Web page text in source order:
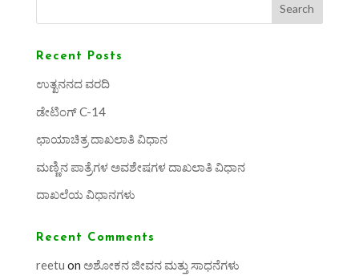
Search
Recent Posts
ಉತ್ಖನನದ ವರದಿ
ಡೇಟಿಂಗ್ C-14
ಛಾಯಾಚಿತ್ರ ದಾಖಲಾತಿ ವಿಧಾನ
ಮಣ್ಣಿನ ಪಾತ್ರೆಗಳ ಅವಶೇಷಗಳ ದಾಖಲಾತಿ ವಿಧಾನ
ದಾಖಲೆಯ ವಿಧಾನಗಳು
Recent Comments
reetu on ಅಶೋಕನ ಜೀವನ ಮತ್ತು ಸಾಧನೆಗಳು